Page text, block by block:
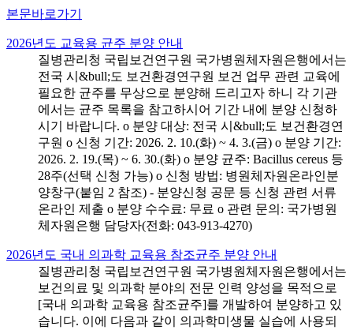
본문바로가기
2026년도 교육용 균주 분양 안내
질병관리청 국립보건연구원 국가병원체자원은행에서는
전국 시&bull;도 보건환경연구원 보건 업무 관련 교육에
필요한 균주를 무상으로 분양해 드리고자 하니 각 기관
에서는 균주 목록을 참고하시어 기간 내에 분양 신청하
시기 바랍니다. o 분양 대상: 전국 시&bull;도 보건환경연
구원 o 신청 기간: 2026. 2. 10.(화) ~ 4. 3.(금) o 분양 기간:
2026. 2. 19.(목) ~ 6. 30.(화) o 분양 균주: Bacillus cereus 등
28주(선택 신청 가능) o 신청 방법: 병원체자원온라인분
양창구(붙임 2 참조) - 분양신청 공문 등 신청 관련 서류
온라인 제출 o 분양 수수료: 무료 o 관련 문의: 국가병원
체자원은행 담당자(전화: 043-913-4270)
2026년도 국내 의과학 교육용 참조균주 분양 안내
질병관리청 국립보건연구원 국가병원체자원은행에서는
보건의료 및 의과학 분야의 전문 인력 양성을 목적으로
[국내 의과학 교육용 참조균주]를 개발하여 분양하고 있
습니다. 이에 다음과 같이 의과학미생물 실습에 사용되